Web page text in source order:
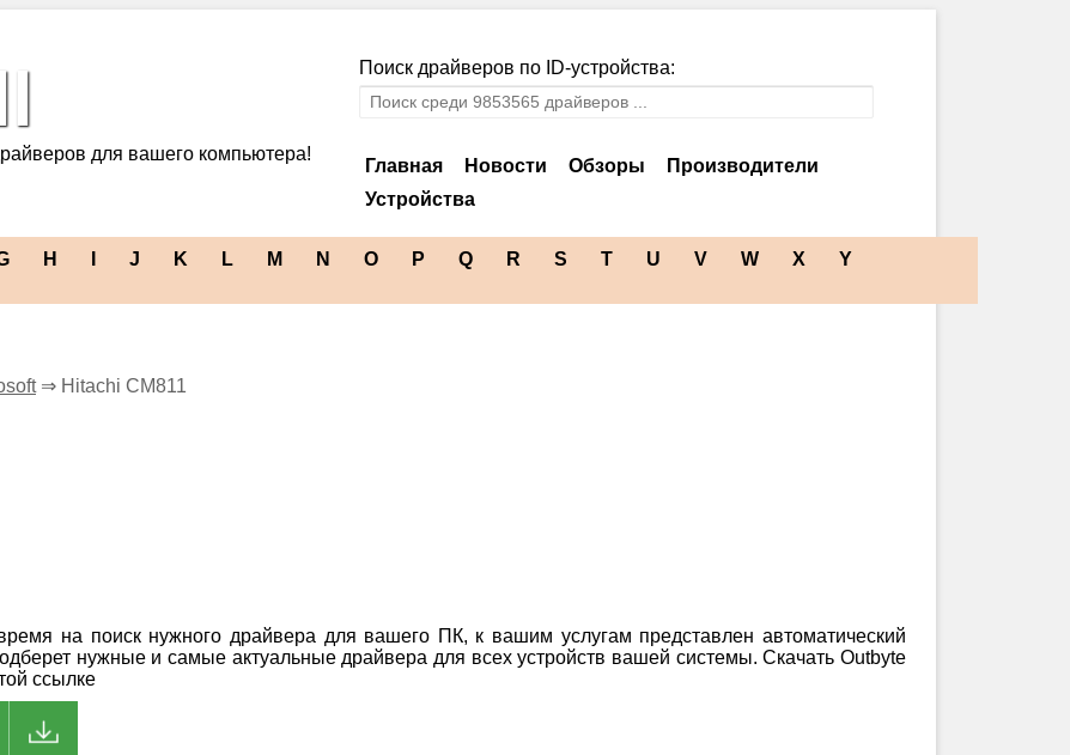
для вашего компьютера!
Поиск драйверов по ID-устройства:
Главная Новости Обзоры
Производители
Устройства
H J K L M N O P Q R S T U V W X
Y
⇒ Hitachi CM811
на поиск нужного драйвера для вашего ПК, к вашим услугам представлен автоматический
нужные и самые актуальные драйвера для всех устройств вашей системы. Скачать Outbyte
ссылке